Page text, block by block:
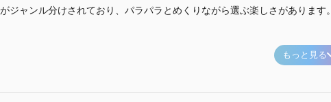
ジャンル分けされており、パラパラとめくりながら選ぶ楽しさがあります。
もっと見る